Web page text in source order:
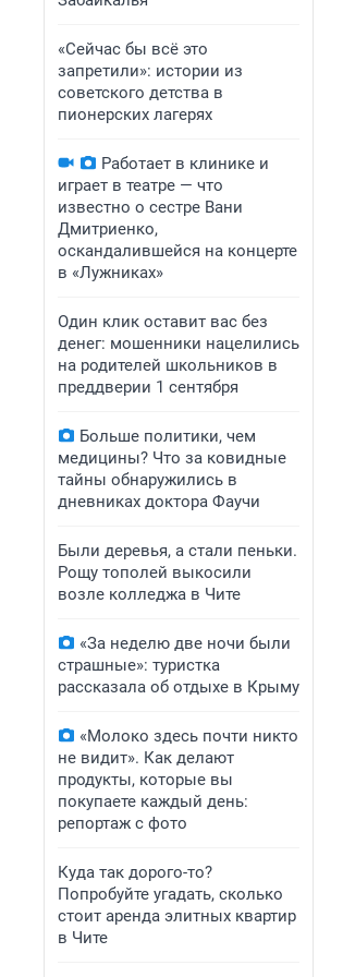
«Сейчас бы всё это
запретили»: истории из
советского детства в
пионерских лагерях
Работает в клинике и
играет в театре — что
известно о сестре Вани
Дмитриенко,
оскандалившейся на концерте
в «Лужниках»
Один клик оставит вас без
денег: мошенники нацелились
на родителей школьников в
преддверии 1 сентября
Больше политики, чем
медицины? Что за ковидные
тайны обнаружились в
дневниках доктора Фаучи
Были деревья, а стали пеньки.
Рощу тополей выкосили
возле колледжа в Чите
«За неделю две ночи были
страшные»: туристка
рассказала об отдыхе в Крыму
«Молоко здесь почти никто
не видит». Как делают
продукты, которые вы
покупаете каждый день:
репортаж с фото
Куда так дорого-то?
Попробуйте угадать, сколько
стоит аренда элитных квартир
в Чите